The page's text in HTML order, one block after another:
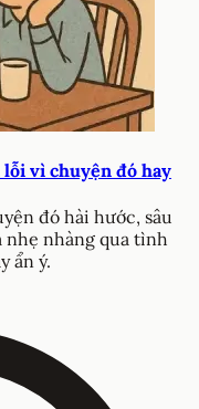
vì chuyện đó hay
đó hài hước, sâu
nhẹ nhàng qua tình
ẩn ý.